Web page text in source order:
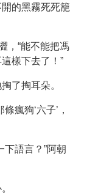
的黑霧死死籠
，“能不能把馮
樣下去了！”
了掏耳朵。
瘋狗‘六子’，
下語言？”阿朝